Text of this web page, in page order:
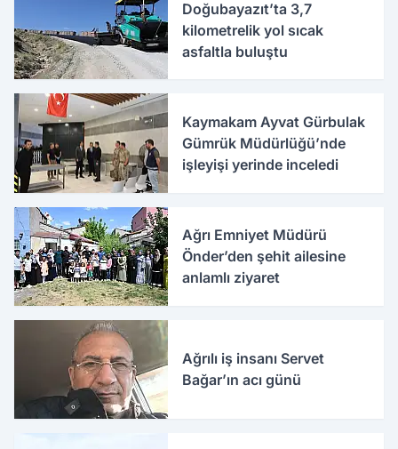
Doğubayazıt’ta 3,7
kilometrelik yol sıcak
asfaltla buluştu
Kaymakam Ayvat Gürbulak
Gümrük Müdürlüğü’nde
işleyişi yerinde inceledi
Ağrı Emniyet Müdürü
Önder’den şehit ailesine
anlamlı ziyaret
Ağrılı iş insanı Servet
Bağar’ın acı günü